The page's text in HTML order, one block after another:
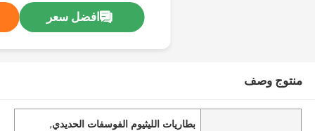
افضل سعر
منتوج وصف
بطاريات الليثيوم الفوسفات الحديدي,